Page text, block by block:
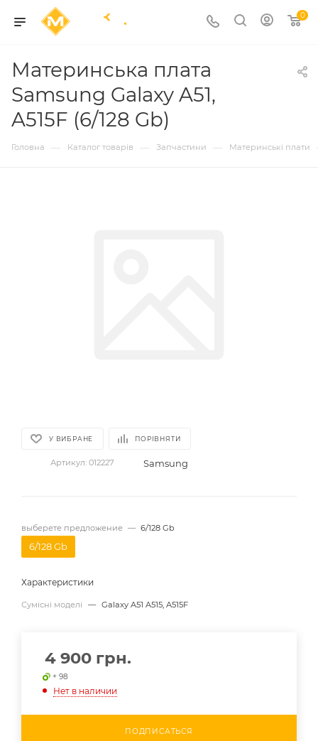
0
Материнська плата
Samsung Galaxy A51,
A515F (6/128 Gb)
Головна — Каталог товарів — Запчастини — Материнські плати
У ВИБРАНЕ ПОРІВНЯТИ
Артикул: 012227 Samsung
выберете предложение — 6/128 Gb
6/128 Gb
Характеристики
Сумісні моделі — Galaxy A51 A515, A515F
4 900 грн.
+ 98
Нет в наличии
ПОДПИСАТЬСЯ